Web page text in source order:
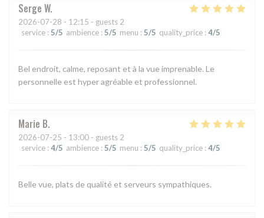
Serge W
2026-07-28 - 12:15 - guests 2
service : 5/5 ambience : 5/5 menu : 5/5 quality_price : 4/5
Bel endroit, calme, reposant et à la vue imprenable. Le
personnelle est hyper agréable et professionnel.
Marie B
2026-07-25 - 13:00 - guests 2
service : 4/5 ambience : 5/5 menu : 5/5 quality_price : 4/5
Belle vue, plats de qualité et serveurs sympathiques.